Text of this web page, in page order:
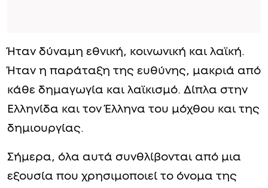
Ήταν δύναμη εθνική, κοινωνική και λαϊκή.
Ήταν η παράταξη της ευθύνης, μακριά από
κάθε δημαγωγία και λαϊκισμό. Δίπλα στην
Ελληνίδα και τον Έλληνα του μόχθου και της
δημιουργίας.
Σήμερα, όλα αυτά συνθλίβονται από μια
εξουσία που χρησιμοποιεί το όνομα της